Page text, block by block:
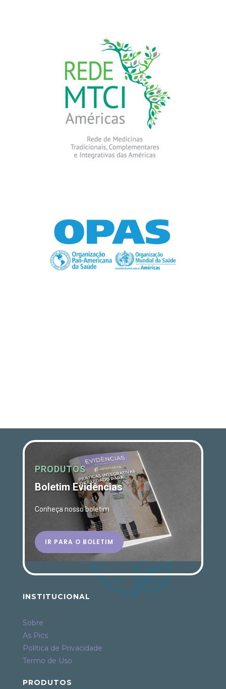
PRODUTOS
Boletim Evidências
Conheça nosso boletim
IR PARA O BOLETIM
INSTITUCIONAL
Sobre
As Pics
Política de Privacidade
Termo de Uso
PRODUTOS